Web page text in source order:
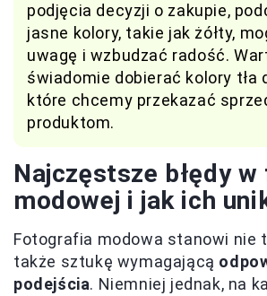
podjęcia decyzji o zakupie,
jasne kolory, takie jak żółty,
uwagę i wzbudzać radość.
świadomie dobierać kolory tła
które chcemy przekazać
produktom.
Najczęstsze błędy
modowej i jak ich
Fotografia modowa stanowi nie
także sztukę wymagającą
podejścia. Niemniej jednak, na